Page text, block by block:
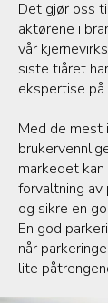
Det gjør oss
aktørene i
vår
siste tiåret
ekspertise
Med de mest
markedet
forvaltning
og sikre en
En god
når
lite